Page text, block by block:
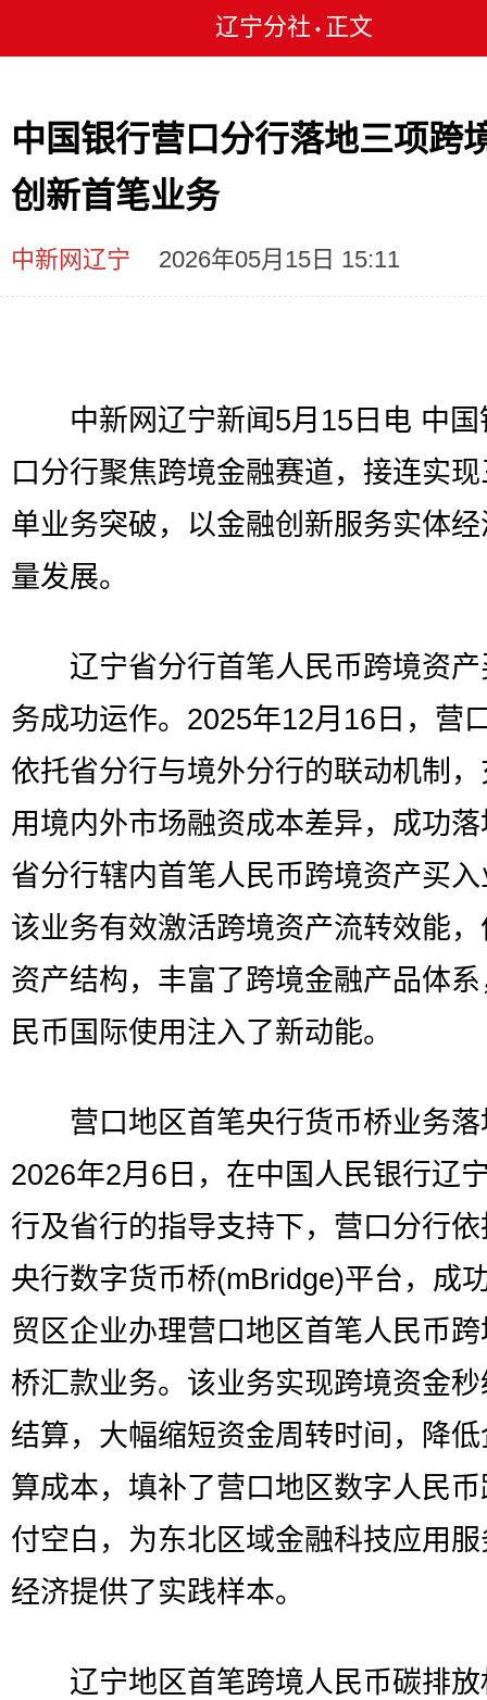
辽宁分社 • 正文
中国银行营口分行落地三项跨
创新首笔业务
中新网辽宁 2026年05月15日 15:11
中新网辽宁新闻5月15日电 中国
口分行聚焦跨境金融赛道，接连实
单业务突破，以金融创新服务实体
量发展。
辽宁省分行首笔人民币跨境资产
务成功运作。2025年12月16日，营
依托省分行与境外分行的联动机制
用境内外市场融资成本差异，成功
省分行辖内首笔人民币跨境资产买
该业务有效激活跨境资产流转效能
资产结构，丰富了跨境金融产品体
民币国际使用注入了新动能。
营口地区首笔央行货币桥业务落
2026年2月6日，在中国人民银行辽
行及省行的指导支持下，营口分行
央行数字货币桥(mBridge)平台，成
贸区企业办理营口地区首笔人民币
桥汇款业务。该业务实现跨境资金
结算，大幅缩短资金周转时间，降
算成本，填补了营口地区数字人民
付空白，为东北区域金融科技应用
经济提供了实践样本。
辽宁地区首笔跨境人民币碳排放